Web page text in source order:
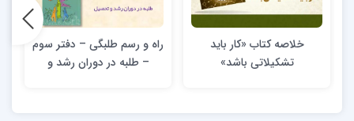
خلاصه کتاب «کار باید
تشکیلاتی باشد»
راه و رسم طلبگی – دفتر سوم
– طلبه در دوران رشد و